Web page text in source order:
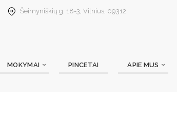
Šeimyniškių g. 18-3, Vilnius, 09312
MOKYMAI PINCETAI APIE MUS